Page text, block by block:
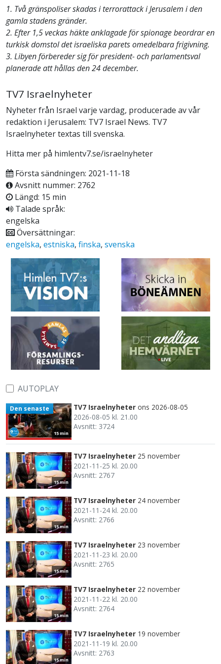
1. Två gränspoliser skadas i terrorattack i Jerusalem i den
gamla stadens gränder.
2. Efter 1,5 veckas häkte anklagade för spionage beordrar en
turkisk domstol det israeliska parets omedelbara frigivning.
3. Libyen förbereder sig för president- och parlamentsval
planerade att hållas den 24 december.
TV7 Israelnyheter
Nyheter från Israel varje vardag, producerade av vår
redaktion i Jerusalem: TV7 Israel News. TV7
Israelnyheter textas till svenska.
Hitta mer på himlentv7.se/israelnyheter
Första sändningen: 2021-11-18
Avsnitt nummer: 2762
Längd: 15 min
Talade språk:
engelska
Översättningar:
engelska, estniska, finska, svenska
AUTOPLAY
15 min
Den senaste TV7 Israelnyheter ons 2026-08-05
2026-08-05 kl. 21.00
Avsnitt: 3724
15 min
TV7 Israelnyheter 25 november
2021-11-25 kl. 20.00
Avsnitt: 2767
15 min
TV7 Israelnyheter 24 november
2021-11-24 kl. 20.00
Avsnitt: 2766
15 min
TV7 Israelnyheter 23 november
2021-11-23 kl. 20.00
Avsnitt: 2765
15 min
TV7 Israelnyheter 22 november
2021-11-22 kl. 20.00
Avsnitt: 2764
15 min
TV7 Israelnyheter 19 november
2021-11-19 kl. 20.00
Avsnitt: 2763